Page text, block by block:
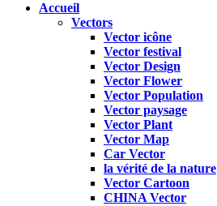
Accueil
Vectors
Vector icône
Vector festival
Vector Design
Vector Flower
Vector Population
Vector paysage
Vector Plant
Vector Map
Car Vector
la vérité de la nature
Vector Cartoon
CHINA Vector